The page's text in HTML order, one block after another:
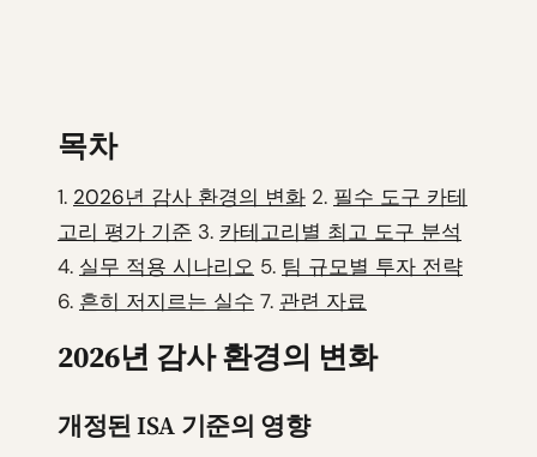
목차
1. 2026년 감사 환경의 변화 2. 필수 도구 카테
고리 평가 기준 3. 카테고리별 최고 도구 분석
4. 실무 적용 시나리오 5. 팀 규모별 투자 전략
6. 흔히 저지르는 실수 7. 관련 자료
2026년 감사 환경의 변화
개정된 ISA 기준의 영향